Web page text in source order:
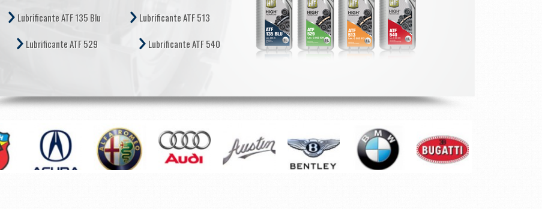
Lubrificante ATF 135 Blu
Lubrificante ATF 529
Lubrificante ATF 513
Lubrificante ATF 540